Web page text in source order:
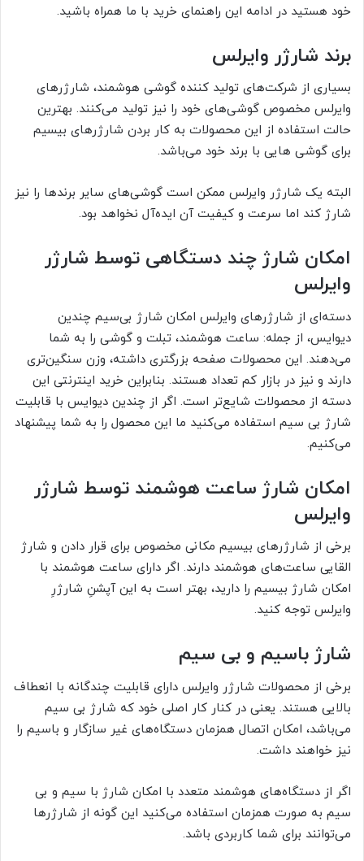
خود هستید در ادامه این راهنمای خرید با ما همراه باشید.
برند شارژر وایرلس
بسیاری از شرکت‌های تولید کننده گوشی هوشمند، شارژر‌های
وایرلس مخصوص گوشی‌های خود را نیز تولید می‌کنند. بهترین
حالت استفاده از این محصولات به کار بردن شارژر‌های بیسیم
برای گوشی هایی با برند خود می‌باشد.
البته یک شارژر وایرلس ممکن است گوشی‌های سایر برندها را نیز
شارژ کند اما سرعت و کیفیت آن ایده‌آل نخواهد بود.
امکان شارژ چند دستگاهی توسط شارژر
وایرلس
دسته‌ای از شارژر‌های وایرلس امکان شارژ بی‌سیم چندین
دیوایس، از جمله: ساعت هوشمند، تبلت و گوشی را به شما
می‌دهند. این محصولات صفحه بزرگتری داشته، وزن سنگین‌تری
دارند و نیز در بازار کم تعداد هستند. بنابراین خرید اینترنتی این
دسته از محصولات شایع‌تر است. اگر از چندین دیوایس با قابلیت
شارژ بی سیم استفاده می‌کنید ما این محصول را به شما پیشنهاد
می‌کنیم.
امکان شارژ ساعت هوشمند توسط شارژر
وایرلس
برخی از شارژر‌های بیسیم مکانی مخصوص برای قرار دادن و شارژ
القایی ساعت‌های هوشمند دارند. اگر دارای ساعت هوشمند با
امکان شارژ بیسیم را دارید، بهتر است به این آپشنِ شارژرِ
وایرلس توجه کنید.
شارژ باسیم و بی سیم
برخی از محصولات شارژر وایرلس دارای قابلیت چندگانه با انعطاف
بالایی هستند. یعنی در کنار کار اصلی خود که شارژ بی سیم
می‌باشد، امکان اتصال همزمان دستگاه‌های غیر سازگار و باسیم را
نیز خواهند داشت.
اگر از دستگاه‌های هوشمند متعدد با امکان شارژ با سیم و بی
سیم به صورت همزمان استفاده می‌کنید این گونه از شارژر‌ها
می‌توانند برای شما کاربردی باشد.